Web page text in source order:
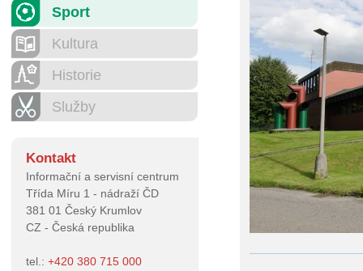
Sport
Kultura
Historie
Služby
Kontakt
Informační a servisní centrum
Třída Míru 1 - nádraží ČD
381 01 Český Krumlov
CZ - Česká republika
tel.: +420 380 715 000